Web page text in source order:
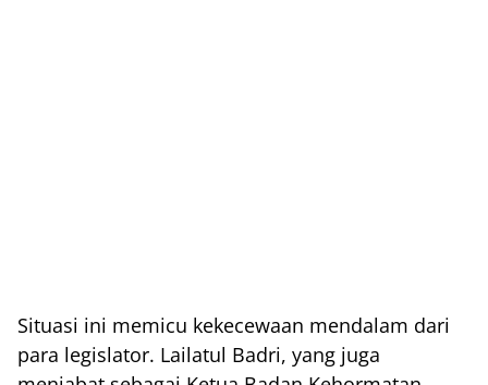
Situasi ini memicu kekecewaan mendalam dari
para legislator. Lailatul Badri, yang juga